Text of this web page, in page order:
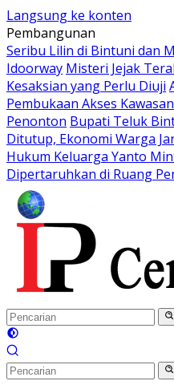
Langsung ke konten
Pembangunan
Seribu Lilin di Bintuni dan
Idoorway Misteri Jejak
Kesaksian yang Perlu Diuji
Pembukaan Akses
Penonton Bupati Teluk
Ditutup, Ekonomi Warga
Hukum Keluarga Yanto
Dipertaruhkan di Ruang